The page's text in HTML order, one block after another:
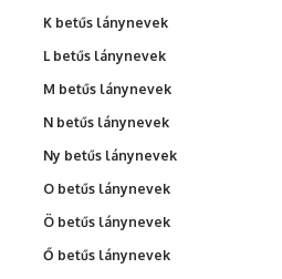
K betűs lánynevek
L betűs lánynevek
M betűs lánynevek
N betűs lánynevek
Ny betűs lánynevek
O betűs lánynevek
Ö betűs lánynevek
Ő betűs lánynevek